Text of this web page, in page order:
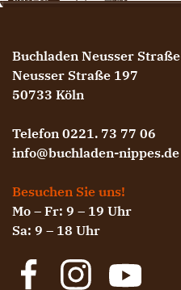
Buchladen Neusser Straße
Neusser Straße 197
50733 Köln
Telefon 0221. 73 77 06
info@buchladen-nippes.de
Besuchen Sie uns!
Mo – Fr: 9 – 19 Uhr
Sa: 9 – 18 Uhr